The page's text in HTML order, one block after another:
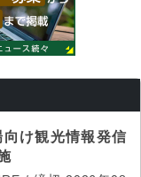
け観光情報発信